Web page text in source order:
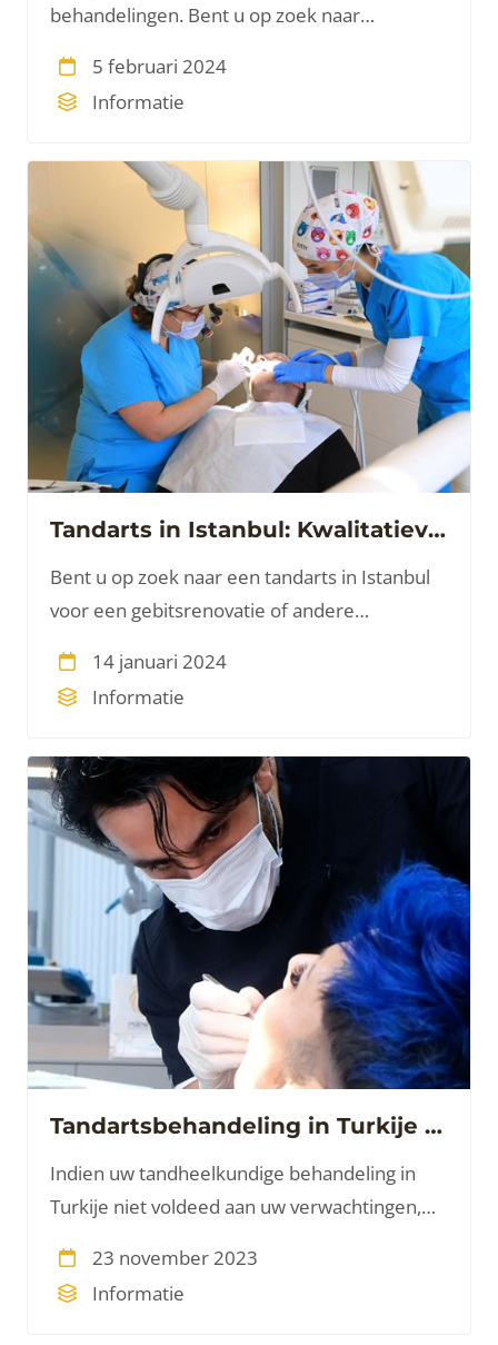
behandelingen. Bent u op zoek naar
Turkije? Wie droomt er niet van een prachtig
gebit met witte, perfect uitgelijnde tanden?
5 februari 2024
Informatie
Tandarts in Istanbul: Kwalitatieve Tandheelkunde en Cosmetische Behandelingen
Bent u op zoek naar een tandarts in Istanbul
voor een gebitsrenovatie of andere
bekend als een van de meest geavanceerde
landen op het gebied van cosmetische
14 januari 2024
Informatie
Tandartsbehandeling in Turkije gaat niet goed
Indien uw tandheelkundige behandeling in
Turkije niet voldeed aan uw verwachtingen,
Esteworld Helpt.
23 november 2023
Informatie